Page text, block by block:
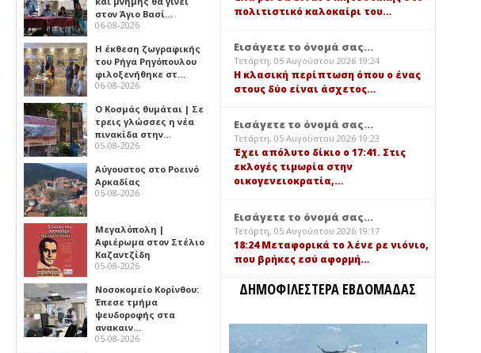
στον Άγιο Βασί…
06-08-2026
Η έκθεση ζωγραφικής
του Ρήγα Ρηγόπουλου
φιλοξενήθηκε στ…
06-08-2026
Ο Κοσμάς θυμάται | Σε
τρεις γλώσσες η νέα
πινακίδα στην…
05-08-2026
Αύγουστος στο Ροεινό
Αρκαδίας
05-08-2026
Μεγαλόπολη |
Αφιέρωμα στον Στέλιο
Καζαντζίδη
05-08-2026
Νοσοκομείο Κορίνθου:
Έπεσε τμήμα
ψευδοροφής στα
ανακαιν…
05-08-2026
πολιτιστικό καλοκαίρι του…
Εισάγετε το όνομά σας...
Τετάρτη, 05 Αυγούστου 2026 19:24
Η κλασική περίπτωση όπου ο ένας
στους δύο είναι άσχετος…
Εισάγετε το όνομά σας...
Τετάρτη, 05 Αυγούστου 2026 19:23
Έχει απόλυτο δίκιο ο 17:41. Στις
εκλογές τιμωρία στην
οικογενειοκρατία,…
Εισάγετε το όνομά σας...
Τετάρτη, 05 Αυγούστου 2026 19:17
18:24 Μεταφορικά το λένε ρε νιόνιο,
που βρήκες εσύ αφορμή…
ΔΗΜΟΦΙΛΕΣΤΕΡΑ ΕΒΔΟΜΑΔΑΣ